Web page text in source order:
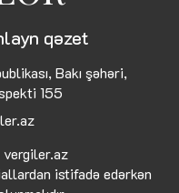
qəzet
Bakı şəhəri,
155
vergiler.az
istifadə edərkən